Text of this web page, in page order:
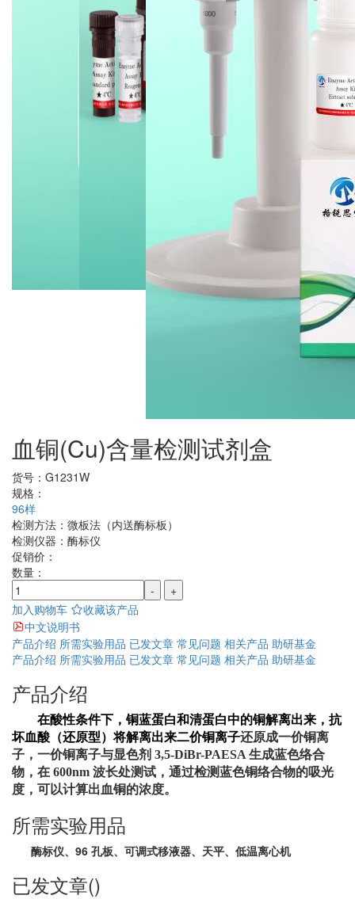
血铜(Cu)含量检测试剂盒
货号： G1231W
规格：
96样
检测方法： 微板法（内送酶标板）
检测仪器： 酶标仪
促销价：
数量：
-
+
加入购物车
收藏该产品
中文说明书
产品介绍 所需实验用品 已发文章 常见问题 相关产品 助研基金
产品介绍 所需实验用品 已发文章 常见问题 相关产品 助研基金
产品介绍
在酸性条件下，铜蓝蛋白和清蛋白中的铜解离出来，抗
坏血酸（还原型）将解离出来二价铜离子还原成一价铜离
子，一价铜离子与显色剂 3,5-DiBr-PAESA 生成蓝色络合
物，在 600nm 波长处测试，通过检测蓝色铜络合物的吸光
度，可以计算出血铜的浓度。
所需实验用品
酶标仪、96 孔板、可调式移液器、天平、低温离心机
已发文章()